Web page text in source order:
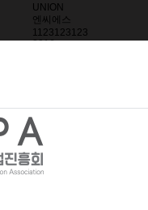
UNION
엔씨에스
1123123123
2016